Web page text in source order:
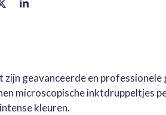
D
S
zijn geavanceerde en
microscopische inktdruppeltjes
kleuren.